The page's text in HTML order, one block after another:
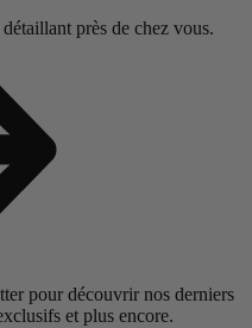
près de chez vous.
pour découvrir nos derniers
et plus encore.